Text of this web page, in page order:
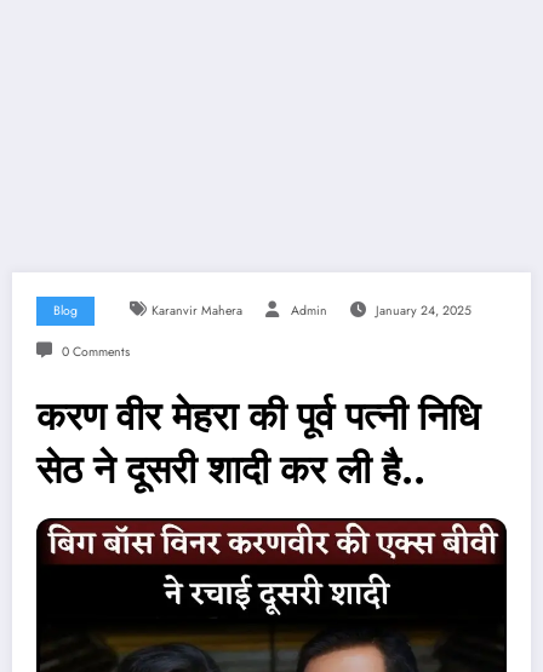
Blog Karanvir Mahera Admin January 24, 2025
0 Comments
करण वीर मेहरा की पूर्व पत्नी निधि
सेठ ने दूसरी शादी कर ली है..